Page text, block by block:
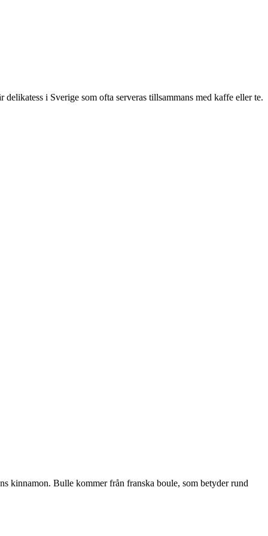
i Sverige som ofta serveras tillsammans med kaffe eller te.
kinnamon. Bulle kommer från franska boule, som betyder rund